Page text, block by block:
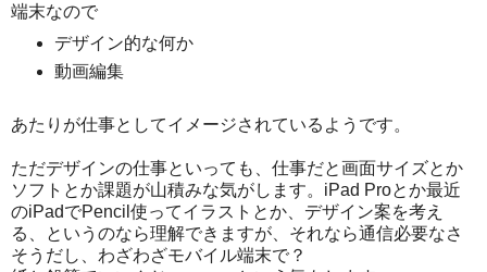
端末なので
デザイン的な何か
動画編集
あたりが仕事としてイメージされているようです。
ただデザインの仕事といっても、仕事だと画面サイズとか
ソフトとか課題が山積みな気がします。iPad Proとか最近
のiPadでPencil使ってイラストとか、デザイン案を考え
る、というのなら理解できますが、それなら通信必要なさ
そうだし、わざわざモバイル端末で？